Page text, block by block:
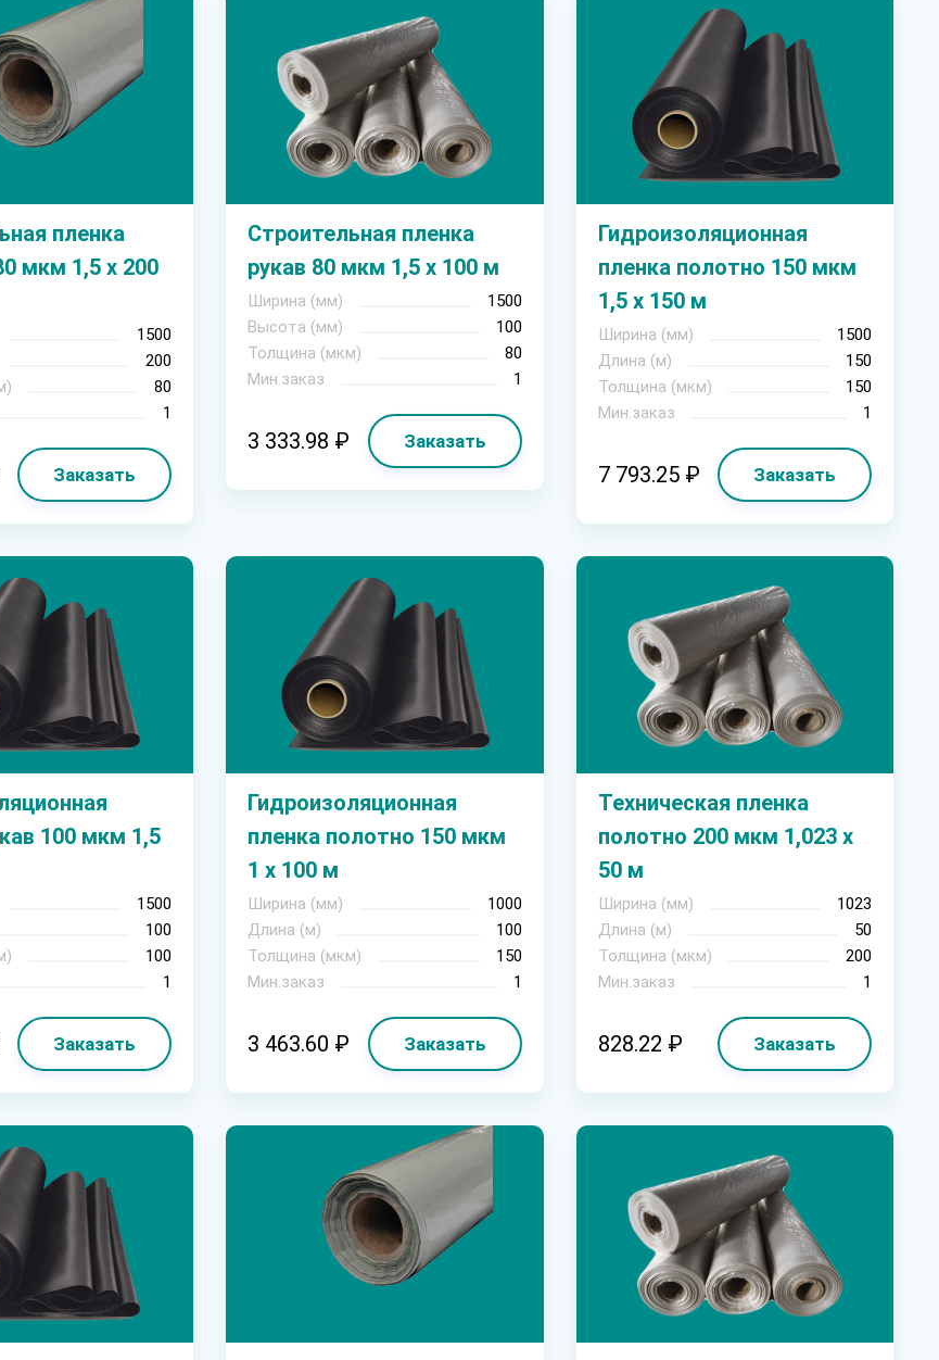
пленка
мкм 1,5 х 200
1500
200
80
1
Заказать
Строительная пленка
рукав 80 мкм 1,5 х 100 м
Ширина (мм)
1500
Высота (мм)
100
Толщина (мкм)
80
Мин.заказ
1
3 333.98 ₽ Заказать
Гидроизоляционная
пленка полотно 150 мкм
1,5 х 150 м
Ширина (мм)
1500
Длина (м)
150
Толщина (мкм)
150
Мин.заказ
1
7 793.25 ₽ Заказать
100 мкм 1,5
1500
100
100
1
Заказать
Гидроизоляционная
пленка полотно 150 мкм
1 х 100 м
Ширина (мм)
1000
Длина (м)
100
Толщина (мкм)
150
Мин.заказ
1
3 463.60 ₽ Заказать
Техническая пленка
полотно 200 мкм 1,023 х
50 м
Ширина (мм)
1023
Длина (м)
50
Толщина (мкм)
200
Мин.заказ
1
828.22 ₽ Заказать